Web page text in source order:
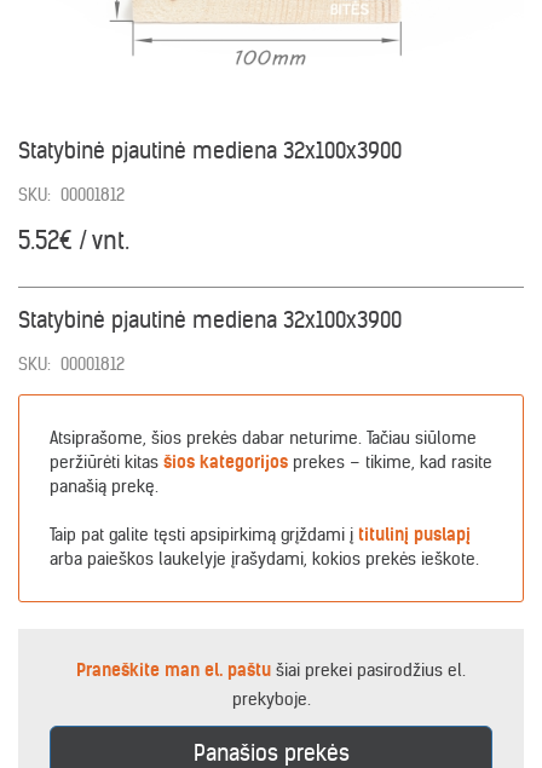
Statybinė pjautinė mediena 32x100x3900
SKU: 00001812
5.52€ / vnt.
Statybinė pjautinė mediena 32x100x3900
SKU: 00001812
Atsiprašome, šios prekės dabar neturime. Tačiau siūlome
peržiūrėti kitas šios kategorijos prekes – tikime, kad rasite
panašią prekę.
Taip pat galite tęsti apsipirkimą grįždami į titulinį puslapį
arba paieškos laukelyje įrašydami, kokios prekės ieškote.
Praneškite man el. paštu šiai prekei pasirodžius el.
prekyboje.
Panašios prekės